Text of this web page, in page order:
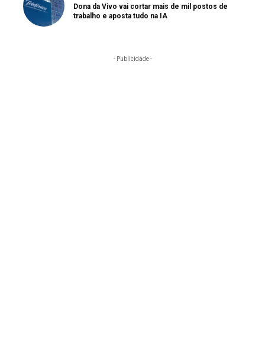
Dona da Vivo vai cortar mais de mil postos de
trabalho e aposta tudo na IA
- Publicidade -